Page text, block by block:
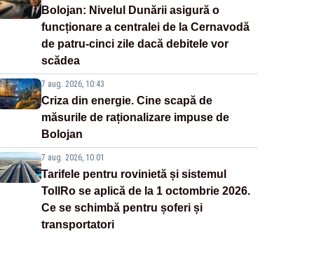
Bolojan: Nivelul Dunării asigură o
funcționare a centralei de la Cernavodă
de patru-cinci zile dacă debitele vor
scădea
7 aug. 2026, 10:43
Criza din energie. Cine scapă de
măsurile de raționalizare impuse de
Bolojan
7 aug. 2026, 10:01
Tarifele pentru rovinietă și sistemul
TollRo se aplică de la 1 octombrie 2026.
Ce se schimbă pentru șoferi și
transportatori